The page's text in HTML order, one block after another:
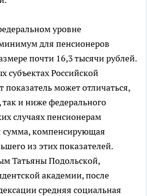
уровне
для пенсионеров
почти 16,3 тысячи рублей.
субъектах Российской
показатель может отличаться,
и ниже федерального
случаях пенсионерам
сумма, компенсирующая
из этих показателей.
Татьяны Подольской,
академии, после
средняя социальная